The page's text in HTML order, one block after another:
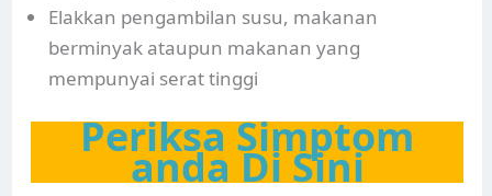
Elakkan pengambilan susu, makanan
berminyak ataupun makanan yang
mempunyai serat tinggi
Periksa Simptom
anda Di Sini